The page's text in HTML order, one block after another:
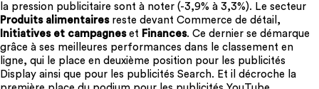
la pression publicitaire sont à noter (-3,9% à 3,3%). Le secteur
Produits alimentairesreste devant Commerce de détail,
Initiatives et campagneset Finances. Ce dernier se démarque
grâce à ses meilleures performances dans le classement en
ligne, qui le place en deuxième position pour les publicités
Display ainsi que pour les publicités Search. Et il décroche la